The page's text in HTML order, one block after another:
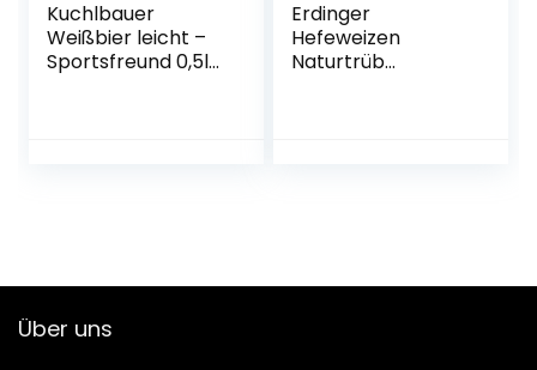
Kuchlbauer
Weißbier leicht –
Sportsfreund 0,5l
Erdinger
Hefeweizen
Naturtrüb
Über uns